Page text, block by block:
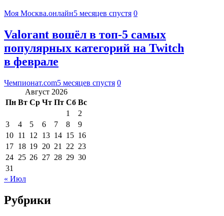
Моя Москва.онлайн5 месяцев спустя 0
Valorant вошёл в топ-5 самых
популярных категорий на Twitch
в феврале
Чемпионат.com5 месяцев спустя 0
Август 2026
Пн Вт Ср Чт Пт Сб Вс
1
2
3
4 5 6 7 8
9
10 11 12 13 14 15 16
17 18 19 20 21 22 23
24 25 26 27 28 29 30
31
« Июл
Рубрики